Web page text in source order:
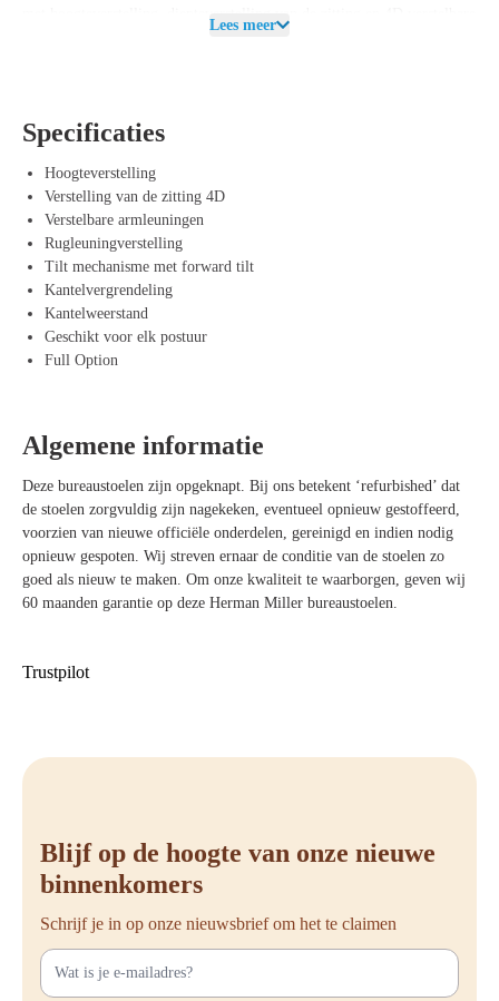
comfort.
Voordelen van Herman Miller Mirra 2 Grey
Butterfly
Flexibele rugleuning – Past zich automatisch aan jouw
lichaamsbewegingen aan voor de perfecte steun.
Gestoffeerde rug – Voor een extra comfortabele en luxe zitervaring.
Volledig aanpasbaar – Met hoogteverstelling, diepteverstelling van de
zitting, en 4D verstelbare armleuningen, kun je de stoel volledig
afstemmen op jouw behoeften.
recyclebaar, ideaal voor de milieubewuste gebruiker.
Geschikt voor elk postuur – Dankzij de uitgebreide
instelmogelijkheden past de stoel zich aan verschillende
lichaamsmaten en zithoudingen aan.
Stijlvol ontwerp – Het Grey frame en de gestoffeerde rugleuning
geven de stoel een moderne en professionele uitstraling die in elke
werkruimte past.
Lees meer
Specificaties
Hoogteverstelling
Verstelling van de zitting 4D
Verstelbare armleuningen
Rugleuningverstelling
Tilt mechanisme met forward tilt
Kantelvergrendeling
Kantelweerstand
Geschikt voor elk postuur
Full Option
Algemene informatie
Deze bureaustoelen zijn opgeknapt. Bij ons betekent ‘refurbished’ dat
de stoelen zorgvuldig zijn nagekeken, eventueel opnieuw gestoffeerd,
voorzien van nieuwe officiële onderdelen, gereinigd en indien nodig
opnieuw gespoten. Wij streven ernaar de conditie van de stoelen zo
goed als nieuw te maken. Om onze kwaliteit te waarborgen, geven wij
60 maanden garantie op deze Herman Miller bureaustoelen.
Trustpilot
Blijf op de hoogte van onze nieuwe
binnenkomers
Schrijf je in op onze nieuwsbrief om het te claimen